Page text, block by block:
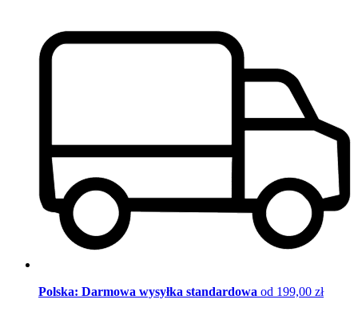
Polska: Darmowa wysyłka standardowa od 199,00 zł